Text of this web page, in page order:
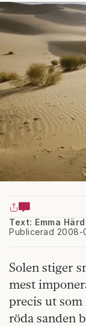
Text: Emma
Publicerad 2008-
Solen stiger
mest
precis ut
röda sanden